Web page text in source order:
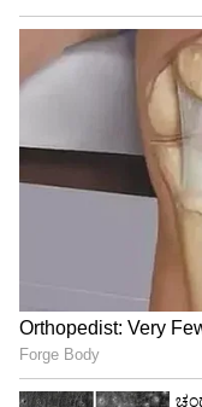
2. ಅಲಂಕಾರದ
ಫ್ರಿಡ್ಜ್ ಅನ್ನು
ಬಯಸಿದರೆ, ಮ್ಯಾಗ್ನೆಟ್
ಪ್ರಯತ್ನಿಸಿ.
ಮ್ಯಾಗ್ನೆಟ್‌ಗಳನ್ನು